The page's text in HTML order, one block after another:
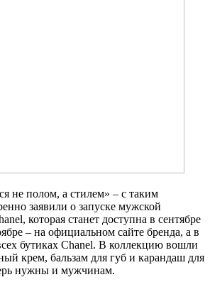
не полом, а стилем» – с таким
заявили о запуске мужской
которая станет доступна в сентябре
– на официальном сайте бренда, а в
бутиках Сhanel. В коллекцию вошли
крем, бальзам для губ и карандаш для
нужны и мужчинам.